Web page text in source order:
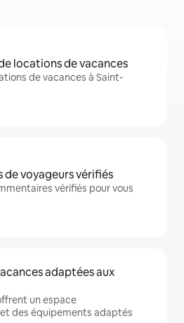
locations de vacances
de vacances à Saint-
voyageurs vérifiés
vérifiés pour vous
adaptées aux
un espace
des équipements adaptés